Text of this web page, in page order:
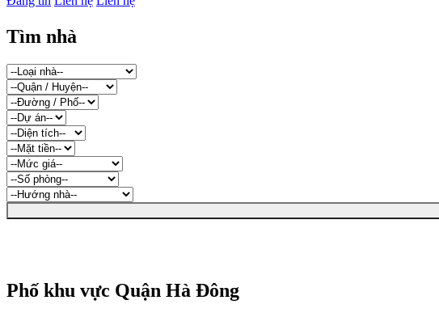
Tìm nhà
Phố khu vực Quận Hà Đông